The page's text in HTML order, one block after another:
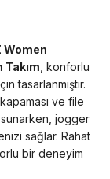
Women
Takım , konforlu
tasarlanmıştır.
ve file
jogger
sağlar. Rahat
bir deneyim